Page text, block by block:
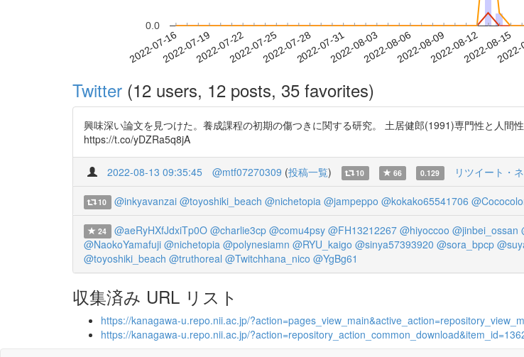
2022-07-162022-07-192022-07-222022-07-252022-07-282022-07-312022-08-032022-08-062022-08-092022-08-122022-08-15
0.0
Twitter (12 users, 12 posts, 35 favorites)
興味深い論文を見つけた。養成課程の初期の傷つきに関する研究。 土居健郎(1991)専門性と人間
https://t.co/yDZRa5q8jA
2022-08-13 09:35:45 @mtf07270309 (投稿一覧) 10 66 0.129 リツイート・
10 @inkyavanzai @toyoshiki_beach @nichetopia @jampeppo @kokako65541706
24 @aeRyHXfJdxiTp0O @charlie3cp @comu4psy @FH13212267 @hiyoccoo @jinbei_ossan
@NaokoYamafuji @nichetopia @polynesiamn @RYU_kaigo @sinya57393920 @sora_bpcp
@toyoshiki_beach @truthoreal @Twitchhana_nico @YgBg61
収集済み URL リスト
https://kanagawa-u.repo.nii.ac.jp/
https://kanagawa-u.repo.nii.ac.jp/